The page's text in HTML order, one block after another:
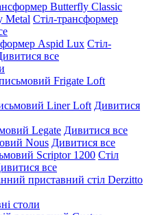
Butterfly Classic
Metal Стіл-трансформер
Aspid Lux Стіл-
все
Frigate Loft
Liner Loft Дивитися
Legate Дивитися все
Nous Дивитися все
Scriptor 1200 Стіл
все
приставний стіл Derzitto
столи